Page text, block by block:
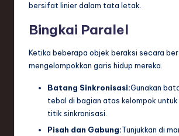
bersifat linier dalam tata letak.
Bingkai Paralel
Ketika beberapa objek beraksi secara
mengelompokkan garis hidup mereka.
Batang Sinkronisasi:Gunakan
tebal di bagian atas kelompok untuk
titik sinkronisasi.
Pisah dan Gabung:Tunjukkan di